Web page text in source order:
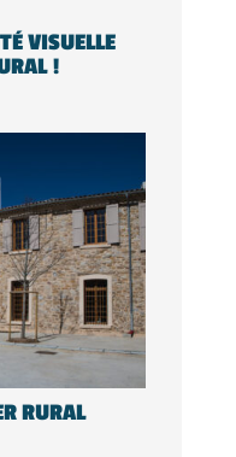
VISUELLE
!
RURAL